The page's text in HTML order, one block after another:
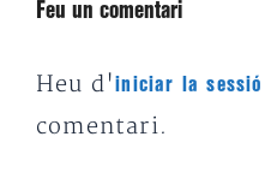
Feu un comentari
Heu d'iniciar la sessió
comentari.